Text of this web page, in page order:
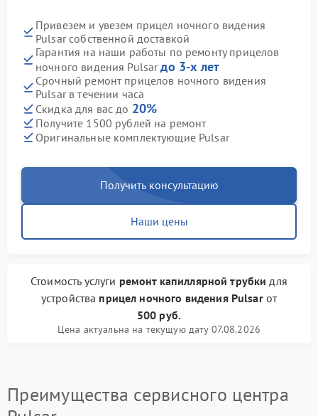
Привезем и увезем прицел ночного видения
Pulsar собственной доставкой
Гарантия на наши работы по ремонту прицелов
ночного видения Pulsarдо 3-х лет
Срочный ремонт прицелов ночного видения
Pulsar в течении часа
Скидка для вас до 20%
Получите 1500 рублей на ремонт
Оригинальные комплектующие Pulsar
Получить консультацию
Наши цены
Стоимость услуги ремонт капиллярной трубки для
устройства прицел ночного видения Pulsarот
500 руб.
Цена актуальна на текущую дату 07.08.2026
Преимущества сервисного центра